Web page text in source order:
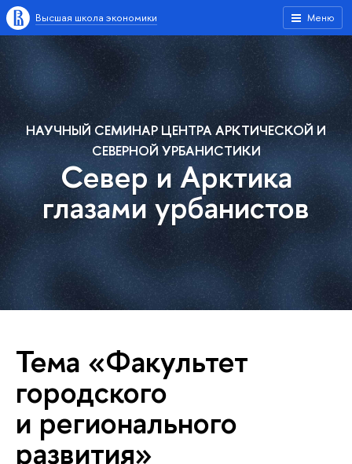
Меню
Высшая школа экономики
НАУЧНЫЙ СЕМИНАР ЦЕНТРА АРКТИЧЕСКОЙ И
СЕВЕРНОЙ УРБАНИСТИКИ
Север и Арктика
глазами урбанистов
Тема «Факультет
городского
и регионального
развития»